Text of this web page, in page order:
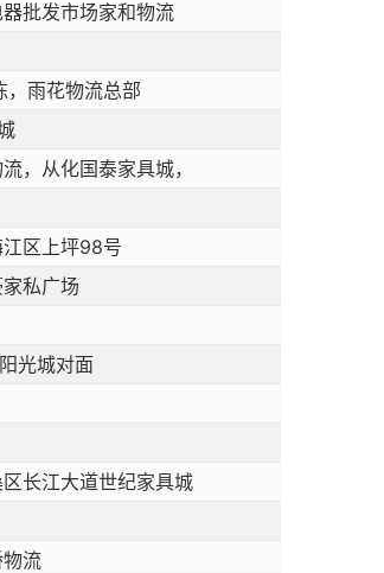
批发市场家和物流
雨花物流总部
，从化国泰家具城，
区上坪98号
私广场
光城对面
长江大道世纪家具城
流